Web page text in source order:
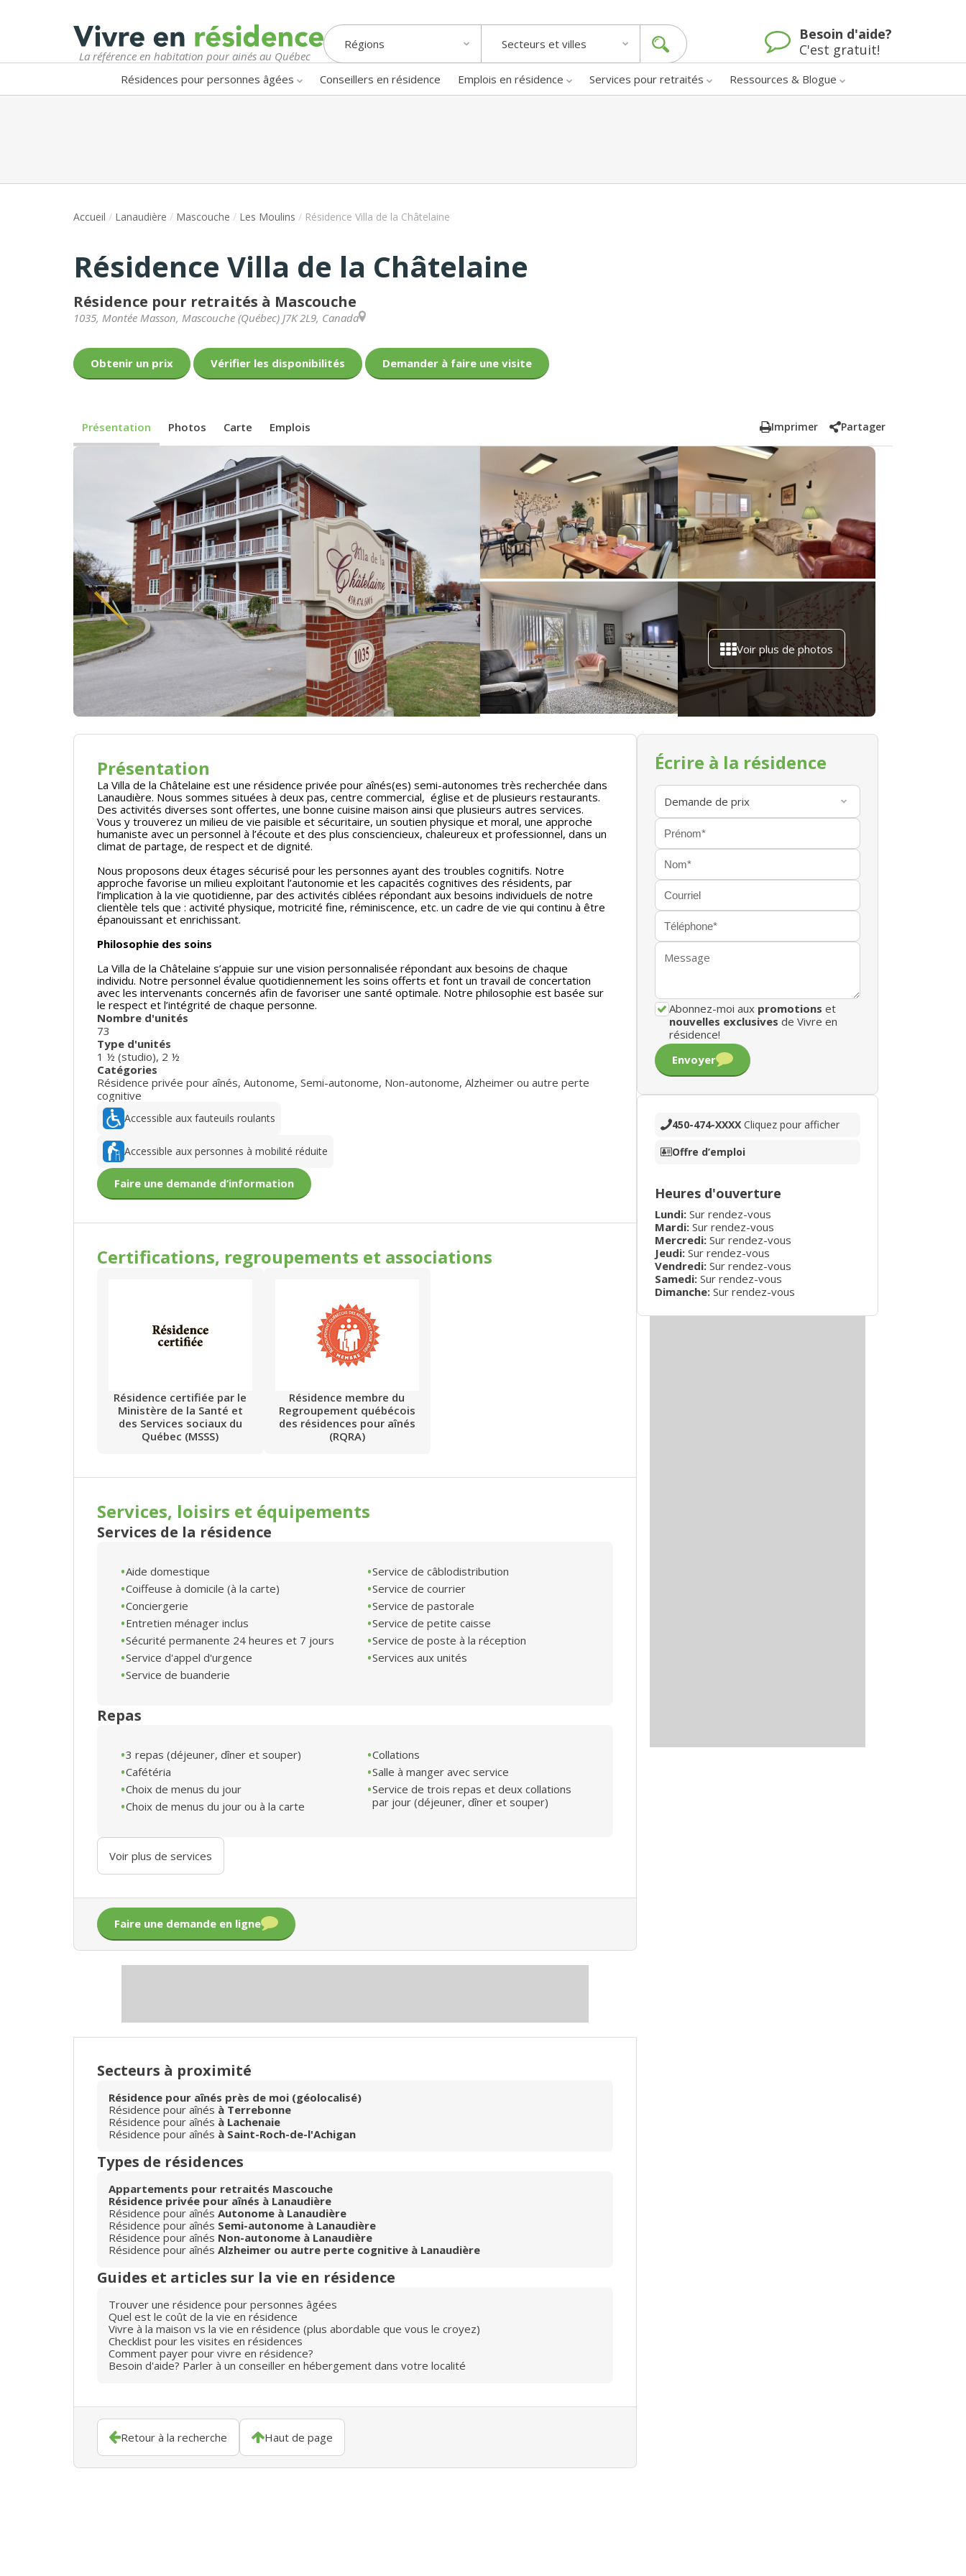
La référence en habitation pour ainés au Québec
Régions Secteurs et villes
Besoin d'aide?
C'est gratuit!
Résidences pour personnes âgées Conseillers en résidence Emplois en résidence Services pour retraités Ressources & Blogue
Accueil / Lanaudière / Mascouche / Les Moulins / Résidence Villa de la Châtelaine
Résidence Villa de la Châtelaine
Résidence pour retraités à Mascouche
1035, Montée Masson, Mascouche (Québec) J7K 2L9, Canada
Obtenir un prix Vérifier les disponibilités Demander à faire une visite
Présentation Photos Carte Emplois Imprimer Partager
Voir plus de photos
Présentation
La Villa de la Châtelaine est une résidence privée pour aînés(es) semi-autonomes très recherchée dans
Lanaudière. Nous sommes situées à deux pas, centre commercial, église et de plusieurs restaurants.
Des activités diverses sont offertes, une bonne cuisine maison ainsi que plusieurs autres services.
Vous y trouverez un milieu de vie paisible et sécuritaire, un soutien physique et moral, une approche
humaniste avec un personnel à l’écoute et des plus consciencieux, chaleureux et professionnel, dans un
climat de partage, de respect et de dignité.
Nous proposons deux étages sécurisé pour les personnes ayant des troubles cognitifs. Notre
approche favorise un milieu exploitant l’autonomie et les capacités cognitives des résidents, par
l’implication à la vie quotidienne, par des activités ciblées répondant aux besoins individuels de notre
clientèle tels que : activité physique, motricité fine, réminiscence, etc. un cadre de vie qui continu à être
épanouissant et enrichissant.
Philosophie des soins
La Villa de la Châtelaine s’appuie sur une vision personnalisée répondant aux besoins de chaque
individu. Notre personnel évalue quotidiennement les soins offerts et font un travail de concertation
avec les intervenants concernés afin de favoriser une santé optimale. Notre philosophie est basée sur
le respect et l’intégrité de chaque personne.
Nombre d'unités
73
Type d'unités
1 ½ (studio), 2 ½
Catégories
Résidence privée pour aînés, Autonome, Semi-autonome, Non-autonome, Alzheimer ou autre perte
cognitive
Accessible aux fauteuils roulants
Accessible aux personnes à mobilité réduite
Faire une demande d’information
Certifications, regroupements et associations
Résidence certifiée par le
Ministère de la Santé et
des Services sociaux du
Québec (MSSS)
Résidence membre du
Regroupement québécois
des résidences pour aînés
(RQRA)
Services, loisirs et équipements
Services de la résidence
Aide domestique
Coiffeuse à domicile (à la carte)
Conciergerie
Entretien ménager inclus
Sécurité permanente 24 heures et 7 jours
Service d'appel d'urgence
Service de buanderie
Service de câblodistribution
Service de courrier
Service de pastorale
Service de petite caisse
Service de poste à la réception
Services aux unités
Repas
3 repas (déjeuner, dîner et souper)
Cafétéria
Choix de menus du jour
Choix de menus du jour ou à la carte
Collations
Salle à manger avec service
Service de trois repas et deux collations
par jour (déjeuner, dîner et souper)
Voir plus de services
Faire une demande en ligne
Secteurs à proximité
Résidence pour aînés près de moi (géolocalisé)
Résidence pour aînés à Terrebonne
Résidence pour aînés à Lachenaie
Résidence pour aînés à Saint-Roch-de-l'Achigan
Types de résidences
Appartements pour retraités Mascouche
Résidence privée pour aînés à Lanaudière
Résidence pour aînés Autonome à Lanaudière
Résidence pour aînés Semi-autonome à Lanaudière
Résidence pour aînés Non-autonome à Lanaudière
Résidence pour aînés Alzheimer ou autre perte cognitive à Lanaudière
Guides et articles sur la vie en résidence
Trouver une résidence pour personnes âgées
Quel est le coût de la vie en résidence
Vivre à la maison vs la vie en résidence (plus abordable que vous le croyez)
Checklist pour les visites en résidences
Comment payer pour vivre en résidence?
Besoin d'aide? Parler à un conseiller en hébergement dans votre localité
Retour à la recherche Haut de page
Écrire à la résidence
Abonnez-moi aux promotions et
nouvelles exclusives de Vivre en
résidence!
Envoyer
450-474-XXXX Cliquez pour afficher
Offre d’emploi
Heures d'ouverture
Lundi: Sur rendez-vous
Mardi: Sur rendez-vous
Mercredi: Sur rendez-vous
Jeudi: Sur rendez-vous
Vendredi: Sur rendez-vous
Samedi: Sur rendez-vous
Dimanche: Sur rendez-vous